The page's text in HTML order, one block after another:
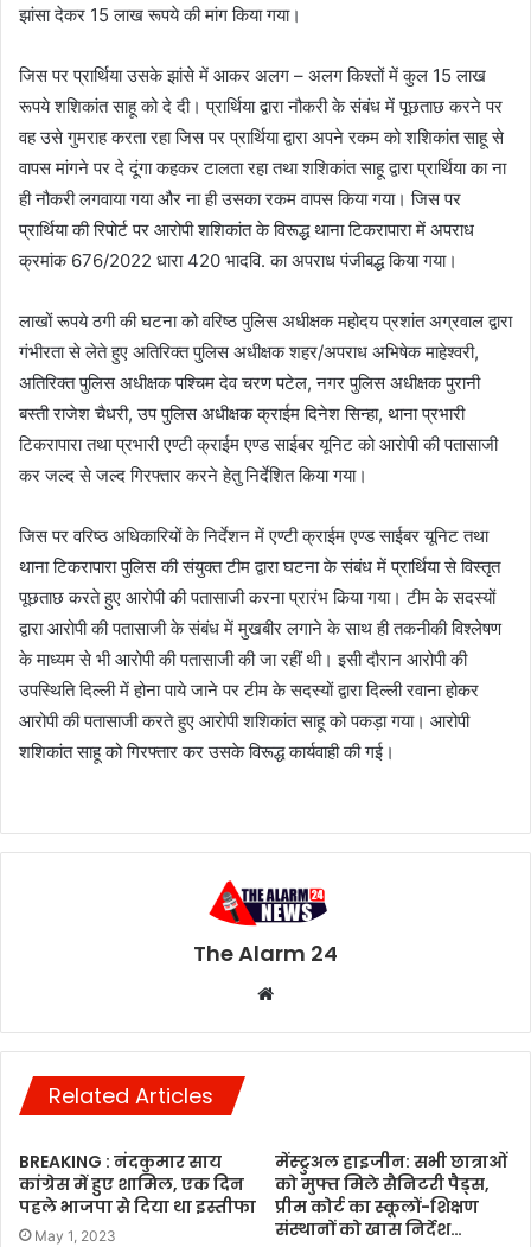
झांसा देकर 15 लाख रूपये की मांग किया गया।
जिस पर प्रार्थिया उसके झांसे में आकर अलग – अलग किश्तों में कुल 15 लाख
रूपये शशिकांत साहू को दे दी। प्रार्थिया द्वारा नौकरी के संबंध में पूछताछ करने पर
वह उसे गुमराह करता रहा जिस पर प्रार्थिया द्वारा अपने रकम को शशिकांत साहू से
वापस मांगने पर दे दूंगा कहकर टालता रहा तथा शशिकांत साहू द्वारा प्रार्थिया का ना
ही नौकरी लगवाया गया और ना ही उसका रकम वापस किया गया। जिस पर
प्रार्थिया की रिपोर्ट पर आरोपी शशिकांत के विरूद्ध थाना टिकरापारा में अपराध
क्रमांक 676/2022 धारा 420 भादवि. का अपराध पंजीबद्ध किया गया।
लाखों रूपये ठगी की घटना को वरिष्ठ पुलिस अधीक्षक महोदय प्रशांत अग्रवाल द्वारा
गंभीरता से लेते हुए अतिरिक्त पुलिस अधीक्षक शहर/अपराध अभिषेक माहेश्वरी,
अतिरिक्त पुलिस अधीक्षक पश्चिम देव चरण पटेल, नगर पुलिस अधीक्षक पुरानी
बस्ती राजेश चैधरी, उप पुलिस अधीक्षक क्राईम दिनेश सिन्हा, थाना प्रभारी
टिकरापारा तथा प्रभारी एण्टी क्राईम एण्ड साईबर यूनिट को आरोपी की पतासाजी
कर जल्द से जल्द गिरफ्तार करने हेतु निर्देशित किया गया।
जिस पर वरिष्ठ अधिकारियों के निर्देशन में एण्टी क्राईम एण्ड साईबर यूनिट तथा
थाना टिकरापारा पुलिस की संयुक्त टीम द्वारा घटना के संबंध में प्रार्थिया से विस्तृत
पूछताछ करते हुए आरोपी की पतासाजी करना प्रारंभ किया गया। टीम के सदस्यों
द्वारा आरोपी की पतासाजी के संबंध में मुखबीर लगाने के साथ ही तकनीकी विश्लेषण
के माध्यम से भी आरोपी की पतासाजी की जा रहीं थी। इसी दौरान आरोपी की
उपस्थिति दिल्ली में होना पाये जाने पर टीम के सदस्यों द्वारा दिल्ली रवाना होकर
आरोपी की पतासाजी करते हुए आरोपी शशिकांत साहू को पकड़ा गया। आरोपी
शशिकांत साहू को गिरफ्तार कर उसके विरूद्ध कार्यवाही की गई।
The Alarm 24
Website
Related Articles
BREAKING : नंदकुमार साय
कांग्रेस में हुए शामिल, एक दिन
पहले भाजपा से दिया था इस्तीफा
May 1, 2023
मेंस्ट्रुअल हाइजीन: सभी छात्राओं
को मुफ्त मिले सैनिटरी पैड्स,
प्रीम कोर्ट का स्कूलों-शिक्षण
संस्थानों को खास निर्देश…